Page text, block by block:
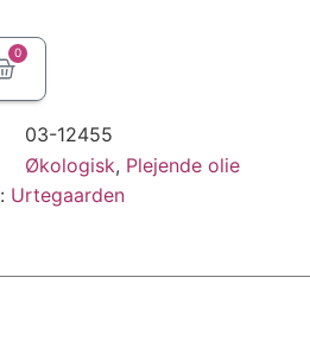
0
03-12455
Økologisk, Plejende olie
Urtegaarden